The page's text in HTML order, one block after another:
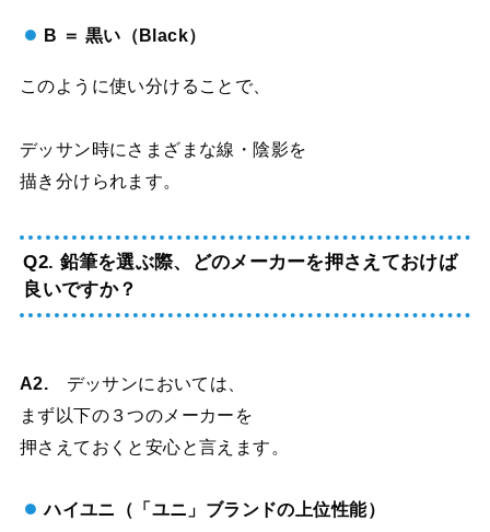
B ＝ 黒い（Black）
このように使い分けることで、
デッサン時にさまざまな線・陰影を
描き分けられます。
Q2. 鉛筆を選ぶ際、どのメーカーを押さえておけば
良いですか？
A2. デッサンにおいては、
まず以下の３つのメーカーを
押さえておくと安心と言えます。
ハイユニ（「ユニ」ブランドの上位性能）